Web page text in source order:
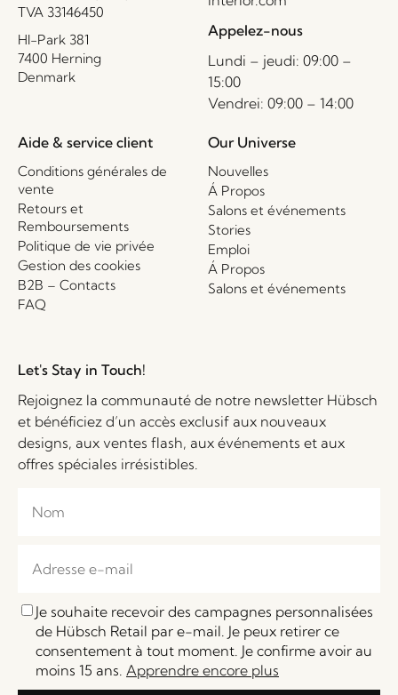
TVA 33146450
HI-Park 381
7400 Herning
Denmark
Appelez-nous
Lundi – jeudi: 09:00 –
15:00
Vendrei: 09:00 – 14:00
Aide & service client
Conditions générales de
vente
Retours et
Remboursements
Politique de vie privée
Gestion des cookies
B2B – Contacts
FAQ
Our Universe
Nouvelles
Á Propos
Salons et événements
Stories
Emploi
Á Propos
Salons et événements
Let's Stay in Touch!
Rejoignez la communauté de notre newsletter Hübsch
et bénéficiez d’un accès exclusif aux nouveaux
designs, aux ventes flash, aux événements et aux
offres spéciales irrésistibles.
Je souhaite recevoir des campagnes personnalisées
de Hübsch Retail par e-mail. Je peux retirer ce
consentement à tout moment. Je confirme avoir au
moins 15 ans. Apprendre encore plus